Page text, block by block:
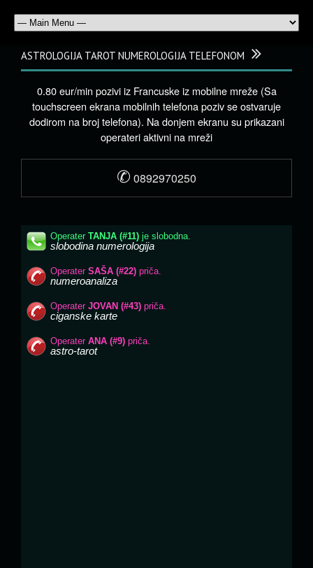
ASTROLOGIJA TAROT NUMEROLOGIJA TELEFONOM
0.80 eur/min pozivi iz Francuske iz mobilne mreže (Sa
touchscreen ekrana mobilnih telefona poziv se ostvaruje
dodirom na broj telefona). Na donjem ekranu su prikazani
operateri aktivni na mreži
✆ 0892970250